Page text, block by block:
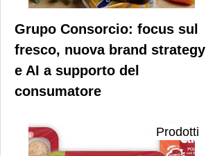
Grupo Consorcio: focus sul
fresco, nuova brand strategy
e AI a supporto del
consumatore
Prodotti